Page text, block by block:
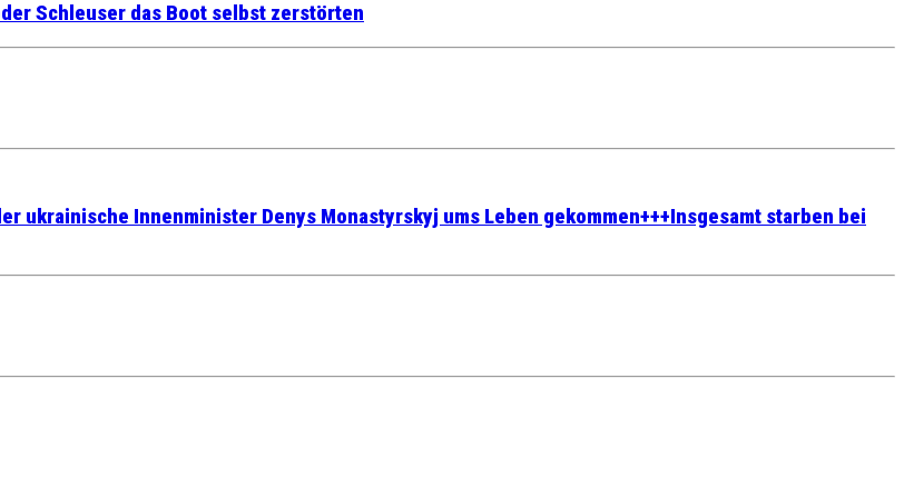
Schleuser das Boot selbst zerstörten
ukrainische Innenminister Denys Monastyrskyj ums Leben gekommen+++Insgesamt starben bei